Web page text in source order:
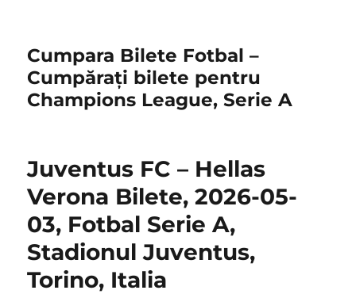
Cumpara Bilete Fotbal –
Cumpărați bilete pentru
Champions League, Serie A
Juventus FC – Hellas
Verona Bilete, 2026-05-
03, Fotbal Serie A,
Stadionul Juventus,
Torino, Italia